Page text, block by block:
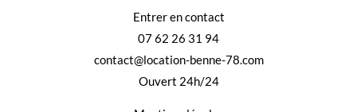
Entrer en contact
07 62 26 31 94
contact@location-benne-78.com
Ouvert 24h/24